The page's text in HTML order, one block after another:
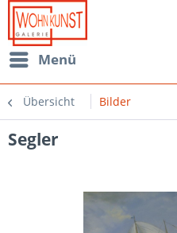
Menü
Übersicht Bilder
Segler